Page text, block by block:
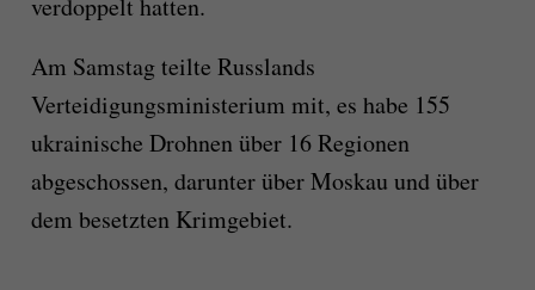
verdoppelt hatten.
Am Samstag teilte Russlands
Verteidigungsministerium mit, es habe 155
ukrainische Drohnen über 16 Regionen
abgeschossen, darunter über Moskau und über
dem besetzten Krimgebiet.